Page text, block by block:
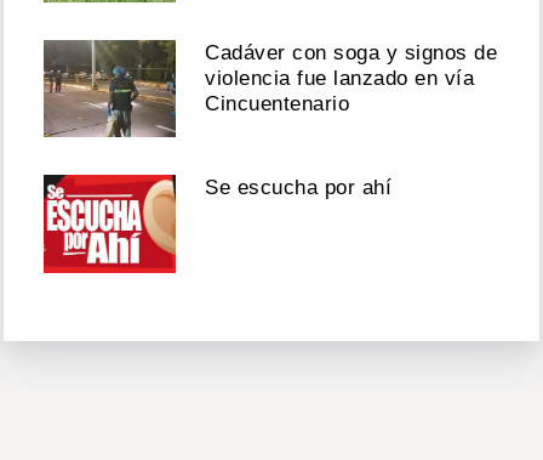
Cadáver con soga y signos de
violencia fue lanzado en vía
Cincuentenario
Se escucha por ahí